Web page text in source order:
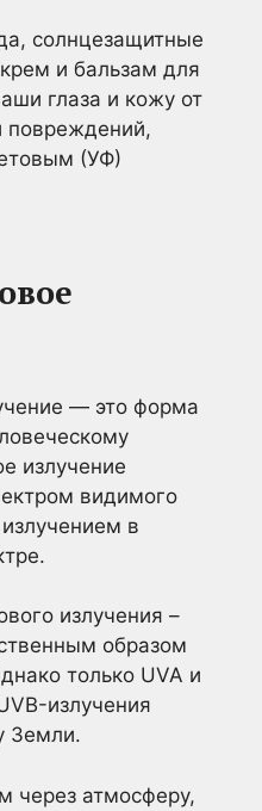
солнцезащитные
и бальзам для
глаза и кожу от
повреждений,
(УФ)
— это форма
излучение
видимого
в
излучения –
образом
только UVA и
излучения
Земли.
через атмосферу,